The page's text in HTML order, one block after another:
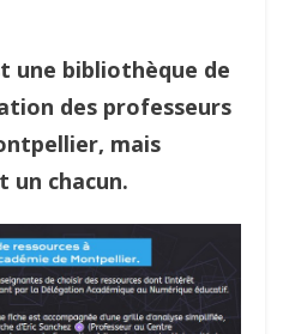
une bibliothèque de
des professeurs
mais
un chacun.